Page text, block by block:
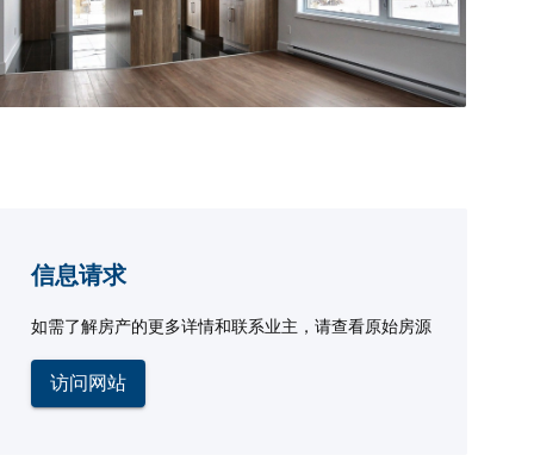
信息请求
如需了解房产的更多详情和联系业主，请查看原始房源
访问网站